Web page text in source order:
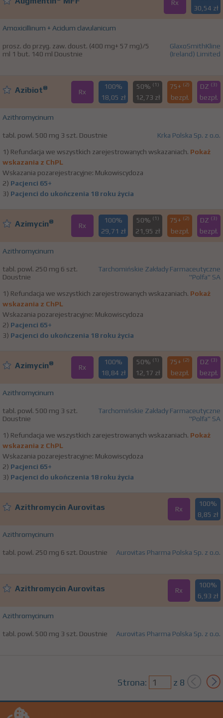
Rx
30,54 zł
Amoxicillinum + Acidum clavulanicum
prosz. do przyg. zaw. doust. (400 mg+ 57 mg)/5
ml 1 but. 140 ml Doustnie
GlaxoSmithKline
(Ireland) Limited
Azibiot® Rx
100%
18,05 zł
50% (1)
12,73 zł
75+ (2)
bezpł.
DZ (3)
bezpł.
Azithromycinum
tabl. powl. 500 mg 3 szt. Doustnie Krka Polska Sp. z o.o.
1) Refundacja we wszystkich zarejestrowanych wskazaniach. Pokaż
wskazania z ChPL
Wskazania pozarejestracyjne: Mukowiscydoza
2) Pacjenci 65+
3) Pacjenci do ukończenia 18 roku życia
Azimycin® Rx
100%
29,71 zł
50% (1)
21,95 zł
75+ (2)
bezpł.
DZ (3)
bezpł.
Azithromycinum
tabl. powl. 250 mg 6 szt.
Doustnie
Tarchomińskie Zakłady Farmaceutyczne
"Polfa" SA
1) Refundacja we wszystkich zarejestrowanych wskazaniach. Pokaż
wskazania z ChPL
Wskazania pozarejestracyjne: Mukowiscydoza
2) Pacjenci 65+
3) Pacjenci do ukończenia 18 roku życia
Azimycin® Rx
100%
18,84 zł
50% (1)
12,17 zł
75+ (2)
bezpł.
DZ (3)
bezpł.
Azithromycinum
tabl. powl. 500 mg 3 szt.
Doustnie
Tarchomińskie Zakłady Farmaceutyczne
"Polfa" SA
1) Refundacja we wszystkich zarejestrowanych wskazaniach. Pokaż
wskazania z ChPL
Wskazania pozarejestracyjne: Mukowiscydoza
2) Pacjenci 65+
3) Pacjenci do ukończenia 18 roku życia
Azithromycin Aurovitas Rx
100%
8,85 zł
Azithromycinum
tabl. powl. 250 mg 6 szt. Doustnie Aurovitas Pharma Polska Sp. z o.o.
Azithromycin Aurovitas Rx
100%
6,93 zł
Azithromycinum
tabl. powl. 500 mg 3 szt. Doustnie Aurovitas Pharma Polska Sp. z o.o.
Strona: z 8
+22 350 00 06